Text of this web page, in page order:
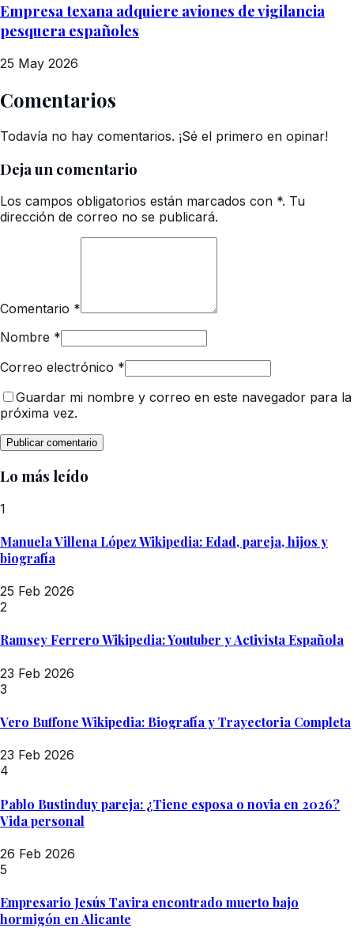
Empresa texana adquiere aviones de vigilancia
pesquera españoles
25 May 2026
Comentarios
Todavía no hay comentarios. ¡Sé el primero en opinar!
Deja un comentario
Los campos obligatorios están marcados con *. Tu
dirección de correo no se publicará.
Comentario *
Nombre *
Correo electrónico *
Guardar mi nombre y correo en este navegador para la
próxima vez.
Lo más leído
1
Manuela Villena López Wikipedia: Edad, pareja, hijos y
biografía
25 Feb 2026
2
Ramsey Ferrero Wikipedia: Youtuber y Activista Española
23 Feb 2026
3
Vero Buffone Wikipedia: Biografía y Trayectoria Completa
23 Feb 2026
4
Pablo Bustinduy pareja: ¿Tiene esposa o novia en 2026?
Vida personal
26 Feb 2026
5
Empresario Jesús Tavira encontrado muerto bajo
hormigón en Alicante